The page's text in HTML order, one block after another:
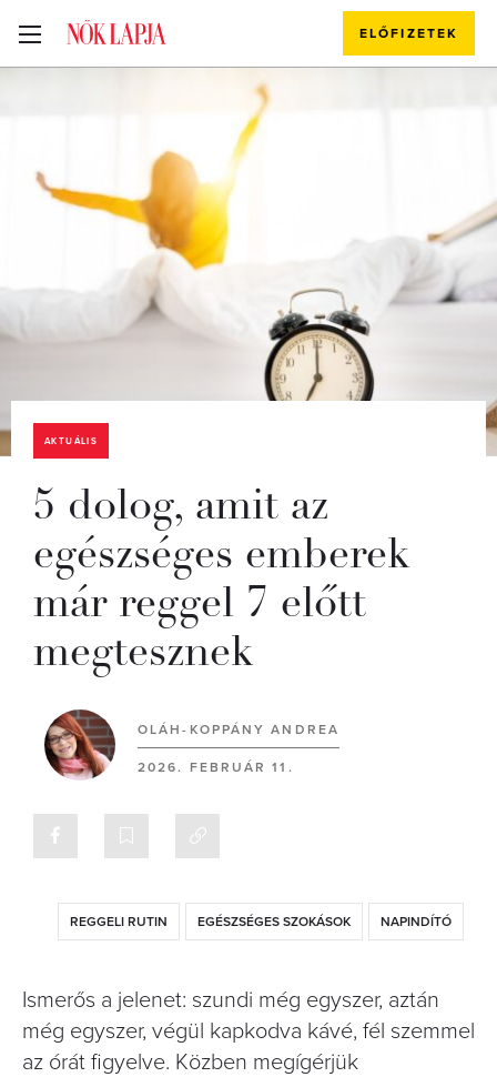
ELŐFIZETEK
AKTUÁLIS
5 dolog, amit az
egészséges emberek
már reggel 7 előtt
megtesznek
OLÁH-KOPPÁNY ANDREA
2026. FEBRUÁR 11.
REGGELI RUTIN EGÉSZSÉGES SZOKÁSOK NAPINDÍTÓ
Ismerős a jelenet: szundi még egyszer, aztán
még egyszer, végül kapkodva kávé, fél szemmel
az órát figyelve. Közben megígérjük